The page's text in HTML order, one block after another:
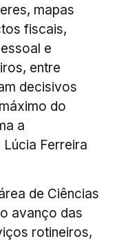
mapas
fiscais,
e
entre
decisivos
do
a
Ferreira
de Ciências
avanço das
rotineiros,